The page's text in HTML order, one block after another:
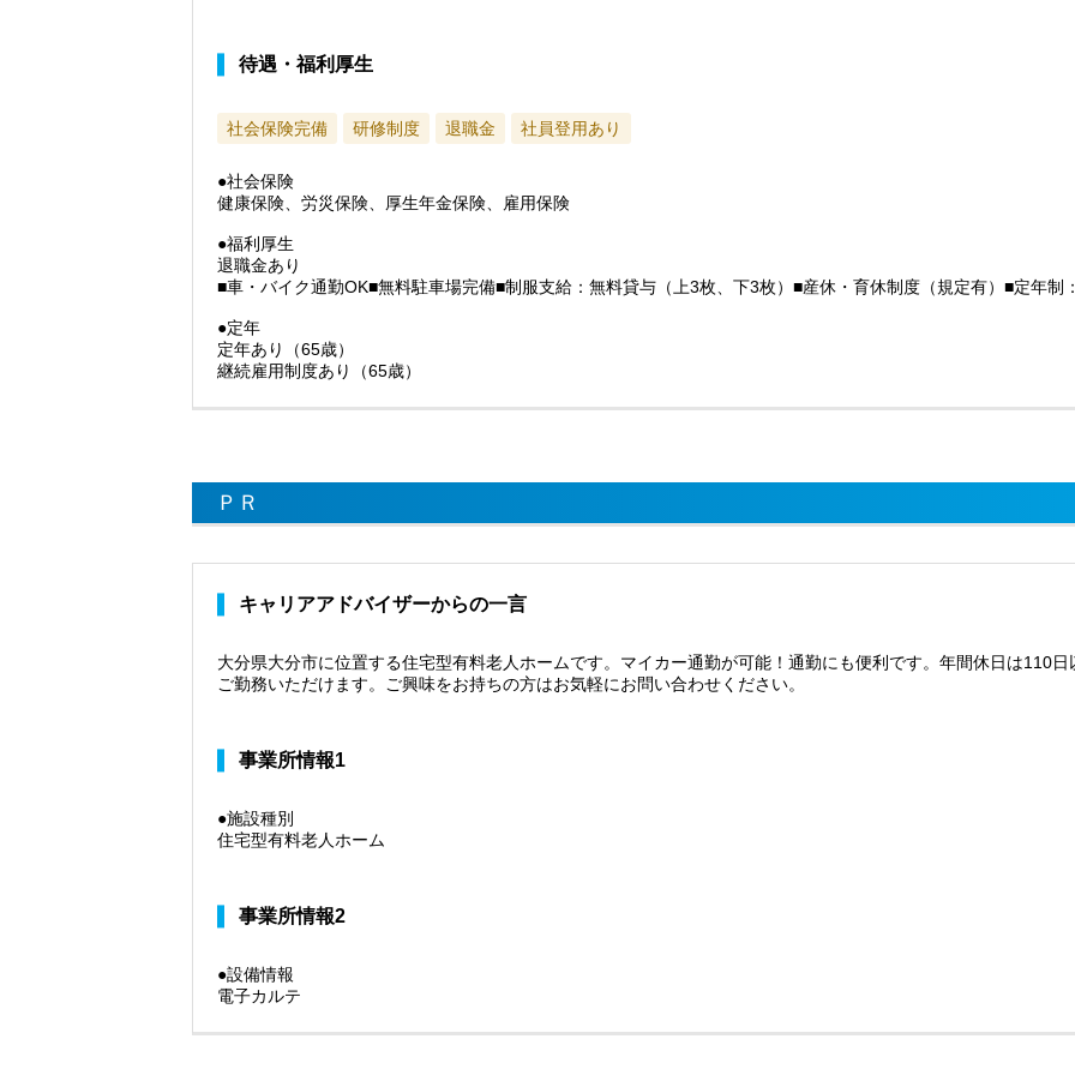
待遇・福利厚生
社会保険完備 研修制度 退職金 社員登用あり
●社会保険
健康保険、労災保険、厚生年金保険、雇用保険
●福利厚生
退職金あり
■車・バイク通勤OK■無料駐車場完備■制服支給：無料貸与（上3枚、下3枚）■産休・育休制度（規定有）■定年制
●定年
定年あり（65歳）
継続雇用制度あり（65歳）
ＰＲ
キャリアアドバイザーからの一言
大分県大分市に位置する住宅型有料老人ホームです。マイカー通勤が可能！通勤にも便利です。年間休日は110
ご勤務いただけます。ご興味をお持ちの方はお気軽にお問い合わせください。
事業所情報1
●施設種別
住宅型有料老人ホーム
事業所情報2
●設備情報
電子カルテ